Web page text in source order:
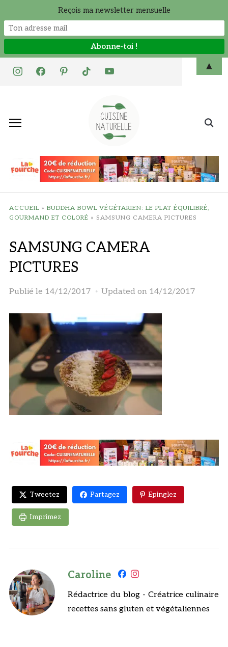
instagramfacebookpinteresttiktok youtube
Search
ACCUEIL » BUDDHA BOWL VÉGÉTARIEN: LE PLAT ÉQUILIBRÉ,
GOURMAND ET COLORÉ » SAMSUNG CAMERA PICTURES
SAMSUNG CAMERA
PICTURES
Publié le 14/12/2017 Updated on 14/12/2017
Tweetez Partagez Epinglez
Imprimez
Caroline
Rédactrice du blog - Créatrice culinaire
recettes sans gluten et végétaliennes
Reçois ma newsletter mensuelle
▲